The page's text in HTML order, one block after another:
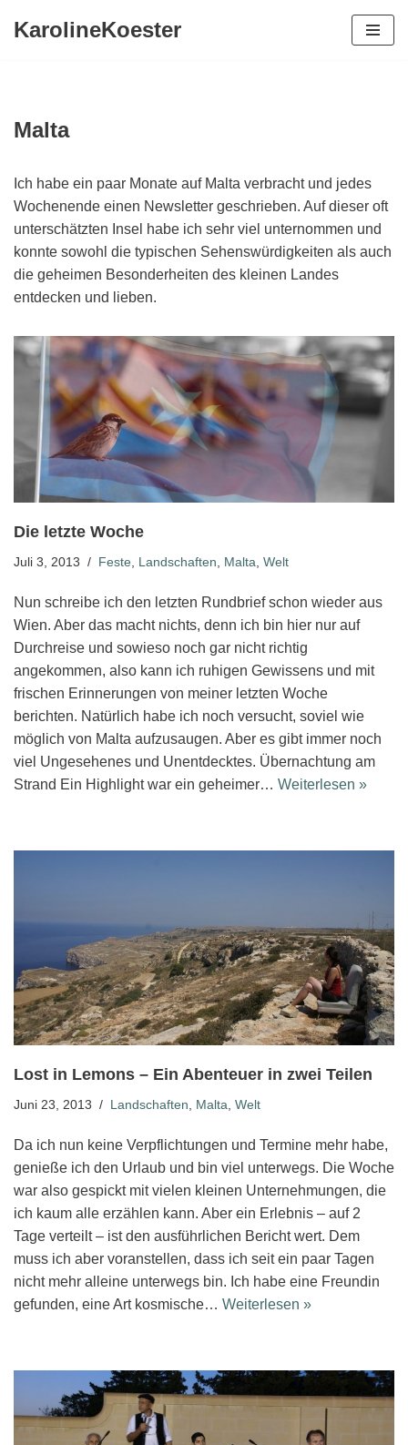
KarolineKoester
Malta
Ich habe ein paar Monate auf Malta verbracht und jedes
Wochenende einen Newsletter geschrieben. Auf dieser oft
unterschätzten Insel habe ich sehr viel unternommen und
konnte sowohl die typischen Sehenswürdigkeiten als auch
die geheimen Besonderheiten des kleinen Landes
entdecken und lieben.
Die letzte Woche
Juli 3, 2013 Feste Landschaften Malta Welt
Nun schreibe ich den letzten Rundbrief schon wieder aus
Wien. Aber das macht nichts, denn ich bin hier nur auf
Durchreise und sowieso noch gar nicht richtig
angekommen, also kann ich ruhigen Gewissens und mit
frischen Erinnerungen von meiner letzten Woche
berichten. Natürlich habe ich noch versucht, soviel wie
möglich von Malta aufzusaugen. Aber es gibt immer noch
viel Ungesehenes und Unentdecktes. Übernachtung am
Strand Ein Highlight war ein geheimer… Weiterlesen »
Lost in Lemons – Ein Abenteuer in zwei Teilen
Juni 23, 2013 Landschaften Malta Welt
Da ich nun keine Verpflichtungen und Termine mehr habe,
genieße ich den Urlaub und bin viel unterwegs. Die Woche
war also gespickt mit vielen kleinen Unternehmungen, die
ich kaum alle erzählen kann. Aber ein Erlebnis – auf 2
Tage verteilt – ist den ausführlichen Bericht wert. Dem
muss ich aber voranstellen, dass ich seit ein paar Tagen
nicht mehr alleine unterwegs bin. Ich habe eine Freundin
gefunden, eine Art kosmische… Weiterlesen »